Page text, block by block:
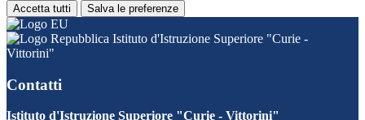
Accetta tutti Salva le preferenze
Istituto d'Istruzione Superiore "Curie -
Vittorini"
Contatti
Istituto d'Istruzione Superiore "Curie - Vittorini"